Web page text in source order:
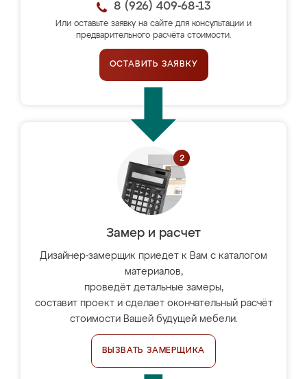
8 (926) 409-68-13
Или оставьте заявку на сайте для консультации и
предварительного расчёта стоимости.
ОСТАВИТЬ ЗАЯВКУ
Замер и расчет
Дизайнер-замерщик приедет к Вам с каталогом
материалов,
проведёт детальные замеры,
составит проект и сделает окончательный расчёт
стоимости Вашей будущей мебели.
ВЫЗВАТЬ ЗАМЕРЩИКА